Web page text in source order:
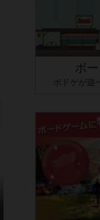
ボ
ボドゲが遊